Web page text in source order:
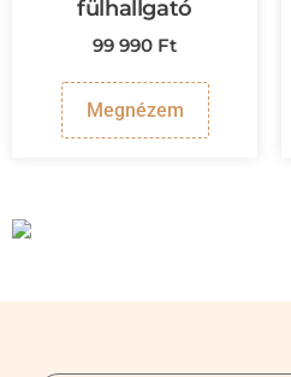
fülhallgató
99 990 Ft
Megnézem